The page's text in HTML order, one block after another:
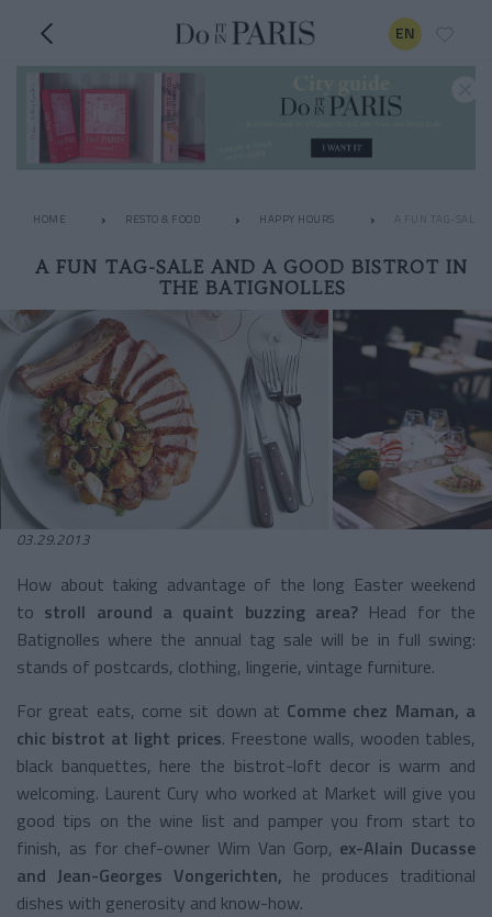
EN
HOME RESTO & FOOD HAPPY HOURS A FUN TAG-SALE
A FUN TAG-SALE AND A GOOD BISTROT IN
THE BATIGNOLLES
03.29.2013
How about taking advantage of the long Easter weekend
to stroll around a quaint buzzing area? Head for the
Batignolles where the annual tag sale will be in full swing:
stands of postcards, clothing, lingerie, vintage furniture.
For great eats, come sit down at Comme chez Maman, a
chic bistrot at light prices. Freestone walls, wooden tables,
black banquettes, here the bistrot-loft decor is warm and
welcoming. Laurent Cury who worked at Market will give you
good tips on the wine list and pamper you from start to
finish, as for chef-owner Wim Van Gorp, ex-Alain Ducasse
and Jean-Georges Vongerichten, he produces traditional
dishes with generosity and know-how.